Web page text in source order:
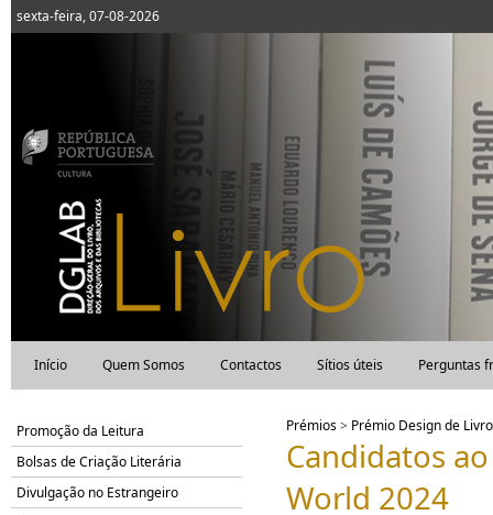
sexta-feira, 07-08-2026
Início Quem Somos Contactos Sítios úteis Perguntas
Promoção da Leitura
Bolsas de Criação Literária
Divulgação no Estrangeiro
Prémios> Prémio Design de Livro
Candidatos
World 2024